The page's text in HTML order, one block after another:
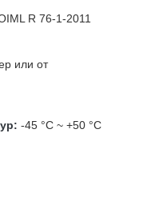
R 76-1-2011
или от
-45 °C ~ +50 °C